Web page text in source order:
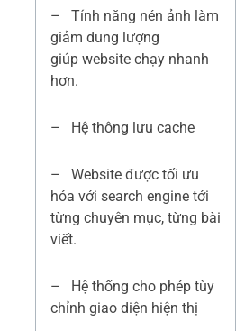
– Tính năng nén ảnh làm
giảm dung lượng
giúp website chạy nhanh
hơn.
– Hệ thông lưu cache
– Website được tối ưu
hóa với search engine tới
từng chuyên mục, từng bài
viết.
– Hệ thống cho phép tùy
chỉnh giao diện hiện thị